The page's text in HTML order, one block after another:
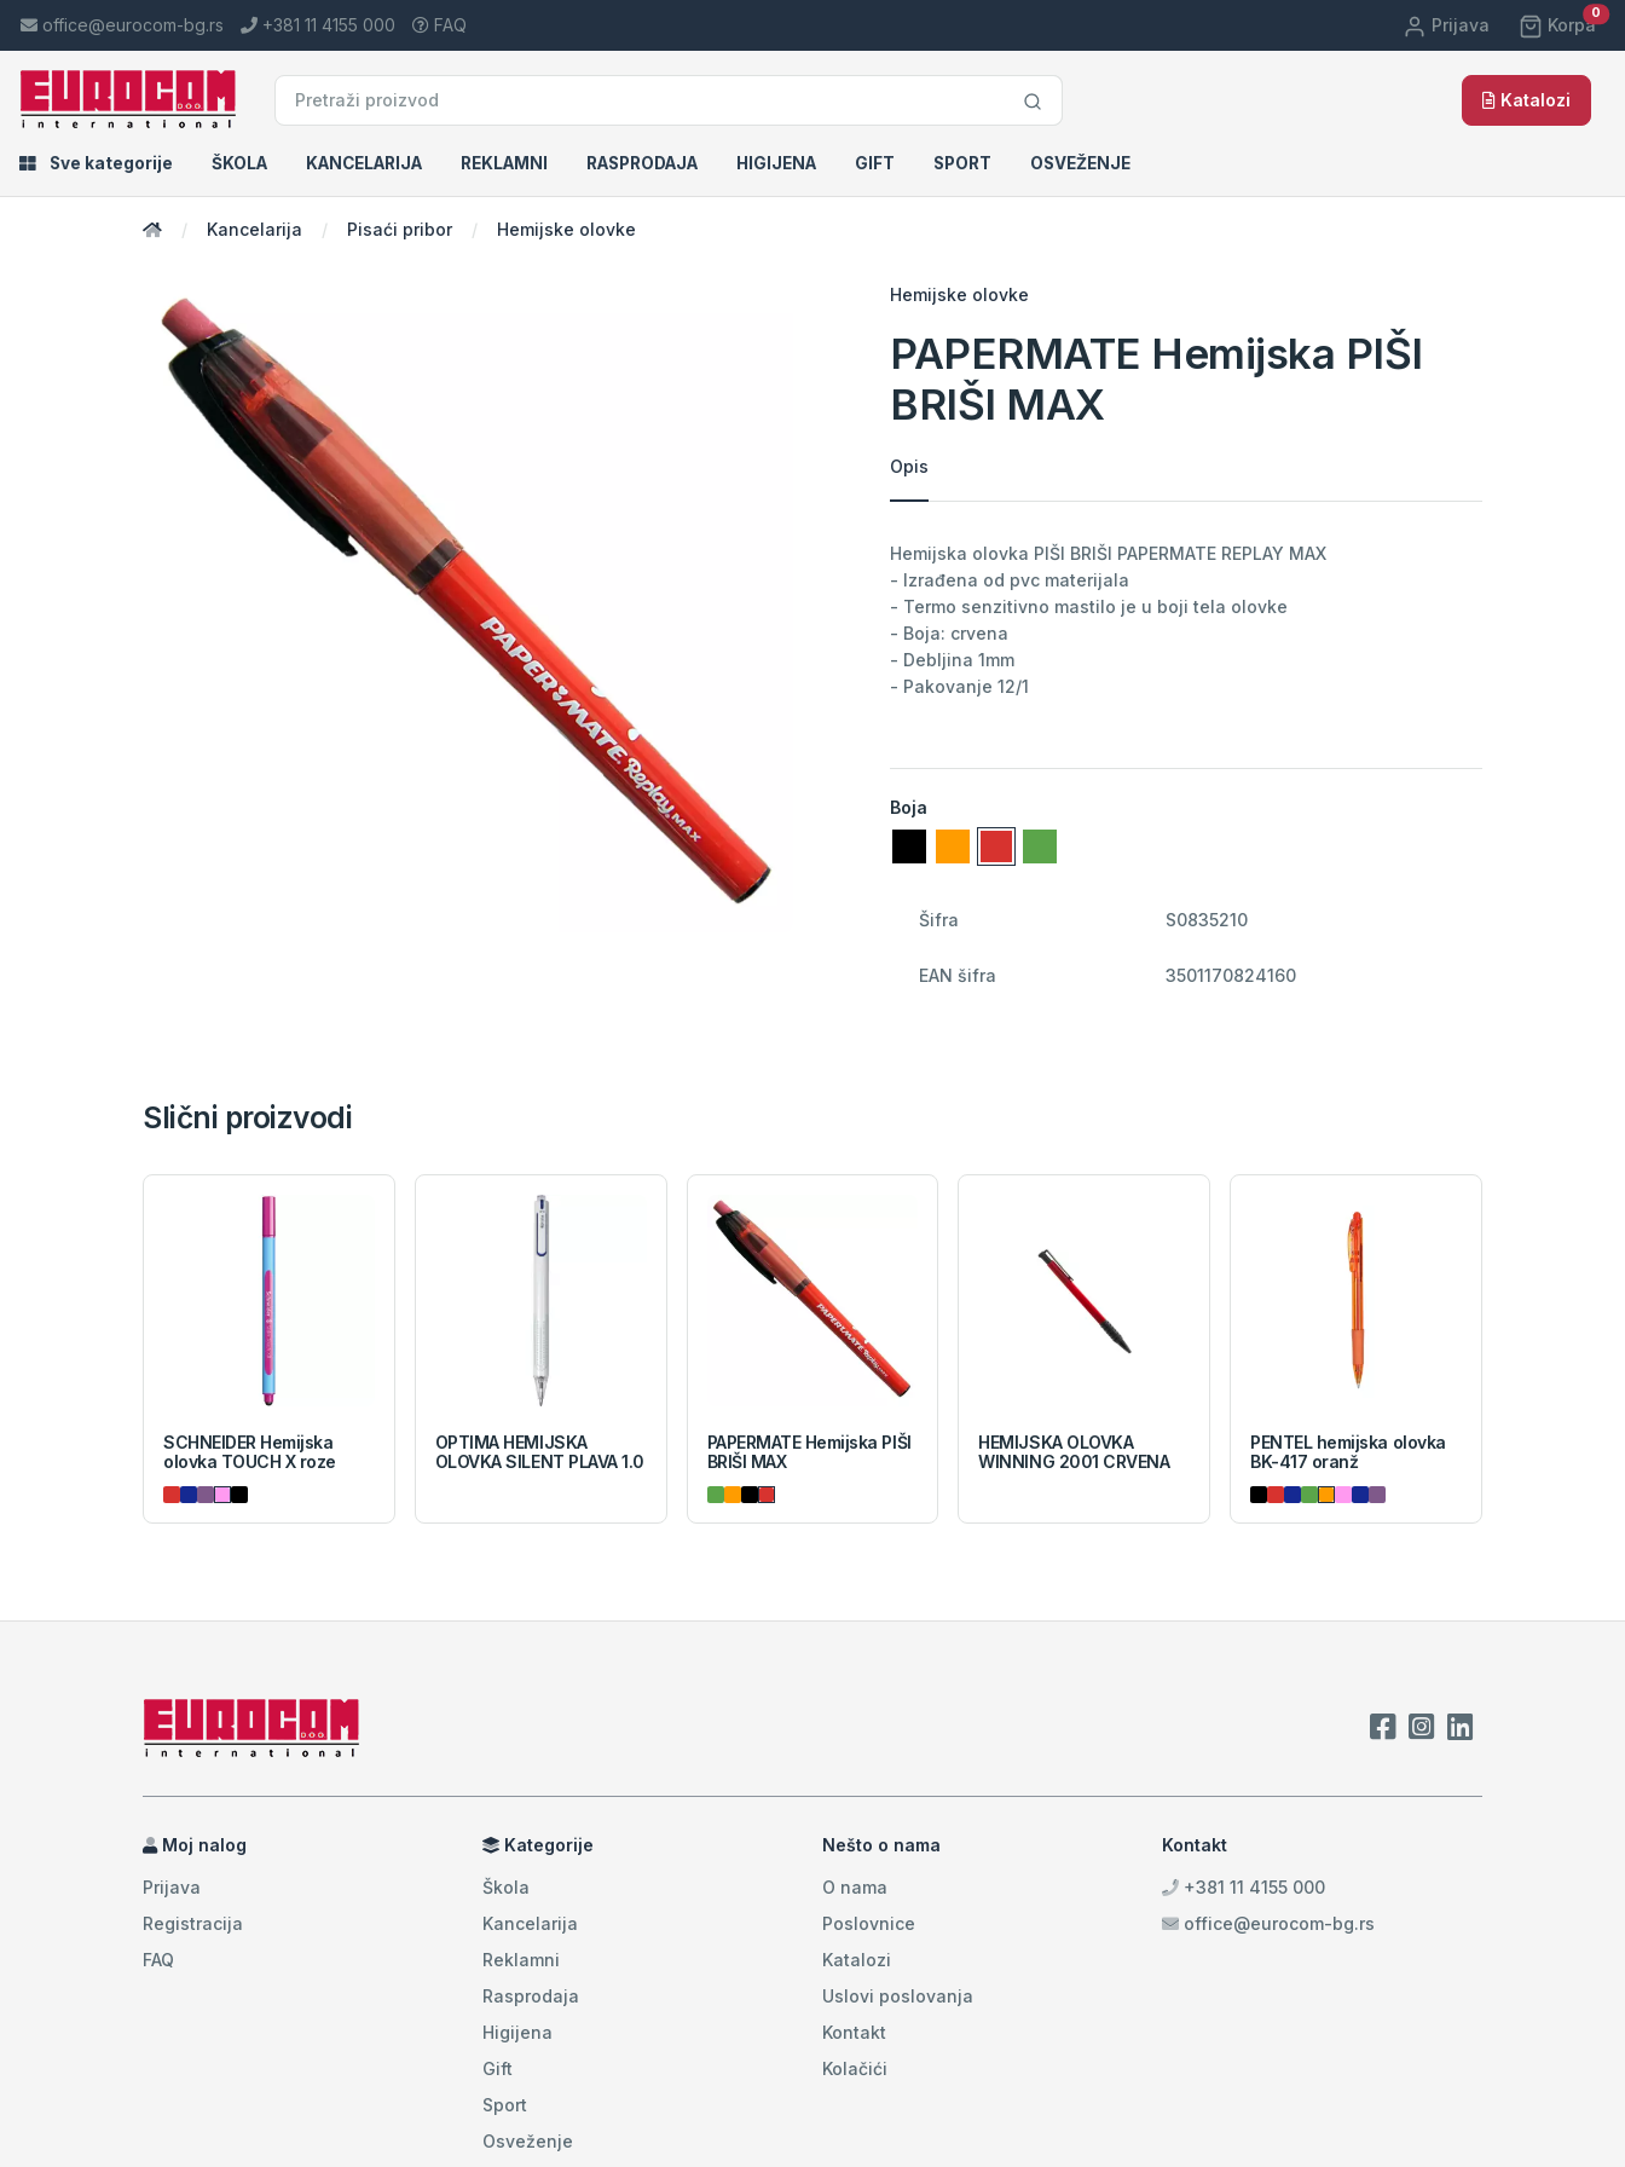
office@eurocom-bg.rs +381 11 4155 000 FAQ Prijava
0 cart
Korpa
Katalozi
Sve kategorije ŠKOLA KANCELARIJA REKLAMNI RASPRODAJA HIGIJENA GIFT SPORT OSVEŽENJE
Kancelarija Pisaći pribor Hemijske olovke
Hemijske olovke
PAPERMATE Hemijska PIŠI
BRIŠI MAX
Opis
Hemijska olovka PIŠI BRIŠI PAPERMATE REPLAY MAX
- Izrađena od pvc materijala
- Termo senzitivno mastilo je u boji tela olovke
- Boja: crvena
- Debljina 1mm
- Pakovanje 12/1
Boja
Šifra S0835210
EAN šifra 3501170824160
Slični proizvodi
SCHNEIDER Hemijska
olovka TOUCH X roze
OPTIMA HEMIJSKA
OLOVKA SILENT PLAVA 1.0
PAPERMATE Hemijska PIŠI
BRIŠI MAX
HEMIJSKA OLOVKA
WINNING 2001 CRVENA
PENTEL hemijska olovka
BK-417 oranž
Moj nalog
Prijava
Registracija
FAQ
Kategorije
Škola
Kancelarija
Reklamni
Rasprodaja
Higijena
Gift
Sport
Osveženje
Nešto o nama
O nama
Poslovnice
Katalozi
Uslovi poslovanja
Kontakt
Kolačići
Kontakt
+381 11 4155 000
office@eurocom-bg.rs